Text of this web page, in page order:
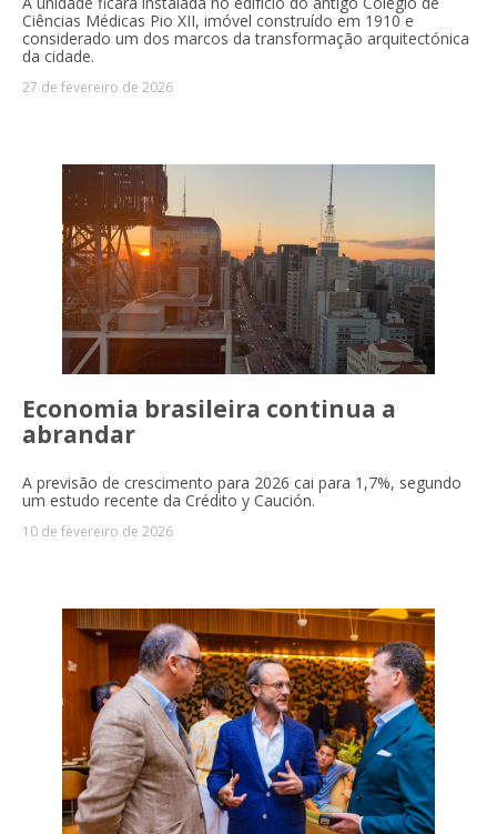
Ciências Médicas Pio XII, imóvel construído em 1910 e
considerado um dos marcos da transformação arquitectónica
da cidade.
27 de fevereiro de 2026
Economia brasileira continua a
abrandar
A previsão de crescimento para 2026 cai para 1,7%, segundo
um estudo recente da Crédito y Caución.
10 de fevereiro de 2026